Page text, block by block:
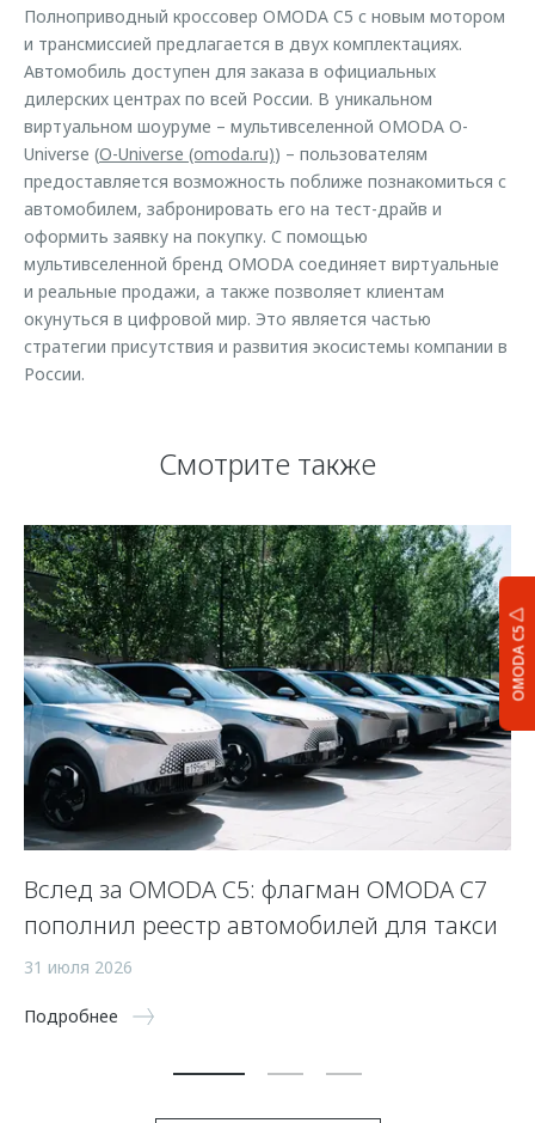
OMODA C5
Полноприводный кроссовер OMODA C5 c новым мотором
и трансмиссией предлагается в двух комплектациях.
Автомобиль доступен для заказа в официальных
дилерских центрах по всей России. В уникальном
виртуальном шоуруме – мультивселенной OMODA O-
Universe (O-Universe (omoda.ru)) – пользователям
предоставляется возможность поближе познакомиться с
автомобилем, забронировать его на тест-драйв и
оформить заявку на покупку. С помощью
мультивселенной бренд OMODA соединяет виртуальные
и реальные продажи, а также позволяет клиентам
окунуться в цифровой мир. Это является частью
стратегии присутствия и развития экосистемы компании в
России.
Смотрите также
Вслед за OMODA C5: флагман OMODA C7
пополнил реестр автомобилей для такси
31 июля 2026
Подробнее